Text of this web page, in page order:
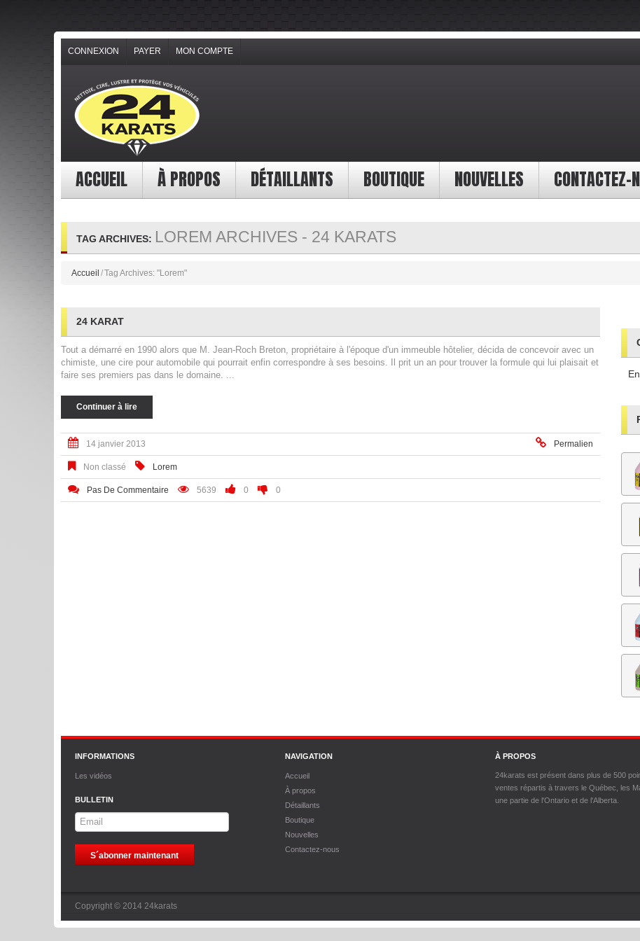
CONNEXION PAYER MON COMPTE
ACCUEIL À PROPOS DÉTAILLANTS BOUTIQUE NOUVELLES CONTACTEZ-
TAG ARCHIVES: LOREM ARCHIVES - 24 KARATS
Accueil /Tag Archives: "Lorem"
24 KARAT
Tout a démarré en 1990 alors que M. Jean-Roch Breton, propriétaire à l'époque d'un immeuble hôtelier, décida de concevoir avec un
chimiste, une cire pour automobile qui pourrait enfin correspondre à ses besoins. Il prit un an pour trouver la formule qui lui plaisait et
faire ses premiers pas dans le domaine. ...
Continuer à lire
14 janvier 2013 Permalien
Non classé Lorem
Pas De Commentaire 5639 0 0
INFORMATIONS
Les vidéos
BULLETIN
NAVIGATION
Accueil
À propos
Détaillants
Boutique
Nouvelles
Contactez-nous
À PROPOS
24karats est présent dans plus de 500
ventes répartis à travers le Québec, les
une partie de l'Ontario et de l'Alberta.
Copyright © 2014 24karats